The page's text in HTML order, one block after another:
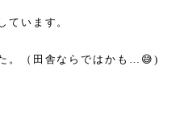
ています。
。（田舎ならではかも…😅)